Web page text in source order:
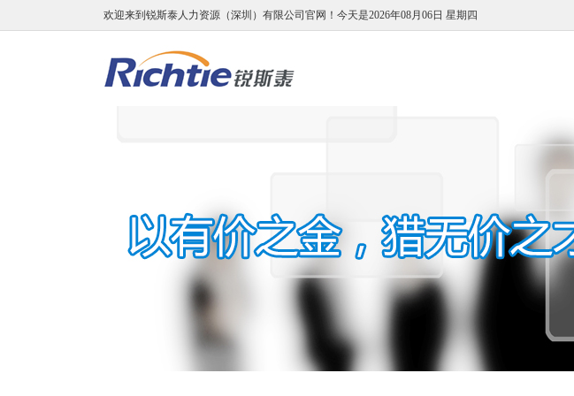
欢迎来到锐斯泰人力资源（深圳）有限公司官网！ 今天是2026年08月06日 星期四